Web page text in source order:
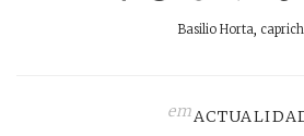
Basilio Horta,
em